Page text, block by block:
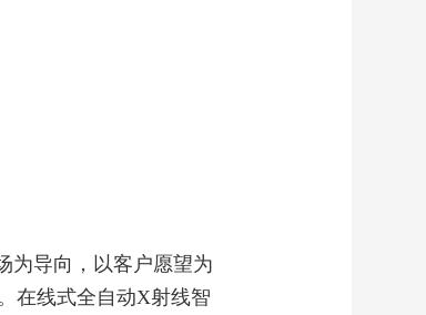
为导向，以客户愿望为
在线式全自动X射线智